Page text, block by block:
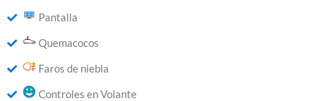
Pantalla
Quemacocos
Faros de niebla
Controles en Volante